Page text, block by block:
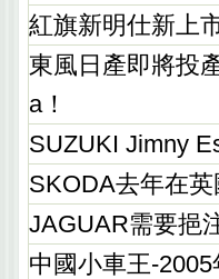
紅旗新明仕新上
東風日產即將投
a！
SUZUKI Jimny
SKODA去年在英
JAGUAR需要挹
中國小車王-